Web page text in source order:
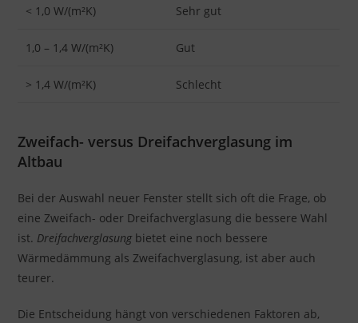
< 1,0 W/(m²K) Sehr gut
1,0 – 1,4 W/(m²K) Gut
> 1,4 W/(m²K) Schlecht
Zweifach- versus Dreifachverglasung im
Altbau
Bei der Auswahl neuer Fenster stellt sich oft die Frage, ob
eine Zweifach- oder Dreifachverglasung die bessere Wahl
ist. Dreifachverglasung bietet eine noch bessere
Wärmedämmung als Zweifachverglasung, ist aber auch
teurer.
Die Entscheidung hängt von verschiedenen Faktoren ab,